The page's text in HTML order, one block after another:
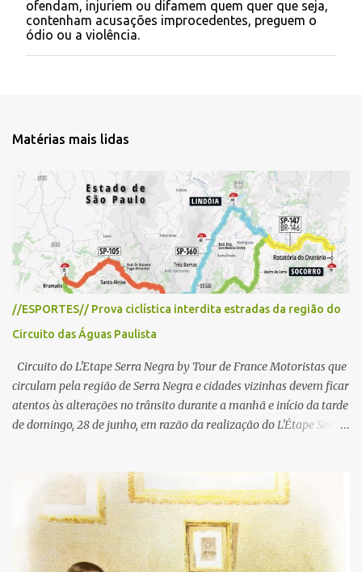
t
a
r
u
n
i
o
ofendam, injuriem ou difamem quem quer que seja,
contenham acusações improcedentes, preguem o
ódio ou a violência.
Matérias mais lidas
//ESPORTES// Prova ciclística interdita estradas da região do
Circuito das Águas Paulista
Circuito do L'Etape Serra Negra by Tour de France Motoristas que
circulam pela região de Serra Negra e cidades vizinhas devem ficar
atentos às alterações no trânsito durante a manhã e início da tarde
de domingo, 28 de junho, em razão da realização do L'Étape Serra
reunirá atletas de diferentes regiões do país e terá percursos
passando pelos municípios de Serra Negra, Amparo, Monte Alegre
do Sul, Lindoia e Socorro. Para garantir a segurança dos
participantes e do público, diversos trechos de rodovias e estradas
da região serão interditados temporariamente ao longo da prova.